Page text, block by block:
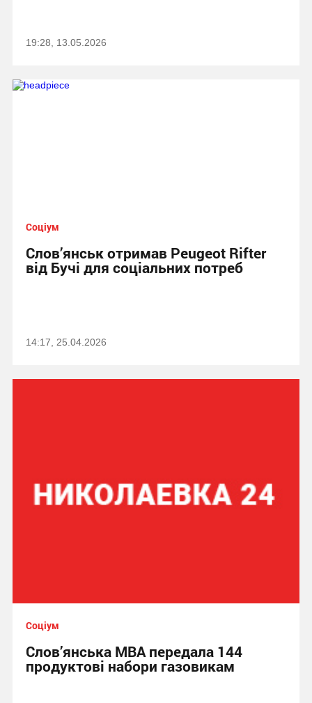
19:28, 13.05.2026
Соціум
Слов’янськ отримав Peugeot Rifter
від Бучі для соціальних потреб
14:17, 25.04.2026
Соціум
Слов’янська МВА передала 144
продуктові набори газовикам